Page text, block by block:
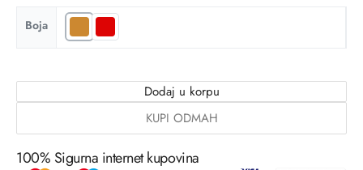
Boja
Dodaj u korpu
KUPI ODMAH
100% Sigurna internet kupovina